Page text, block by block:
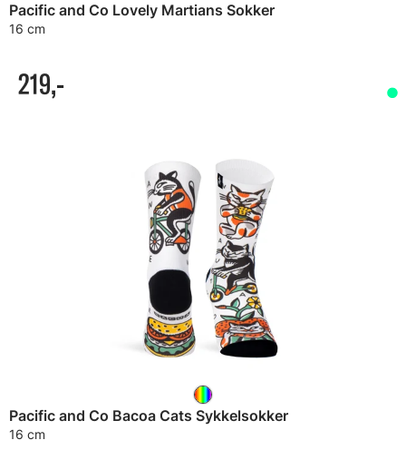
Pacific and Co Lovely Martians Sokker
16 cm
219,-
Pacific and Co Bacoa Cats Sykkelsokker
16 cm